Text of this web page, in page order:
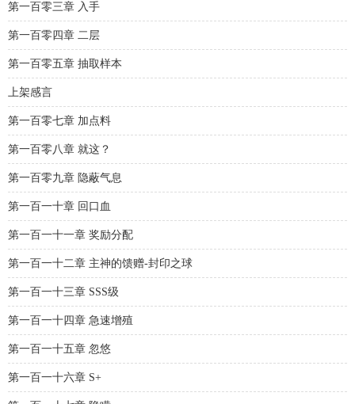
第一百零三章 入手
第一百零四章 二层
第一百零五章 抽取样本
上架感言
第一百零七章 加点料
第一百零八章 就这？
第一百零九章 隐蔽气息
第一百一十章 回口血
第一百一十一章 奖励分配
第一百一十二章 主神的馈赠-封印之球
第一百一十三章 SSS级
第一百一十四章 急速增殖
第一百一十五章 忽悠
第一百一十六章 S+